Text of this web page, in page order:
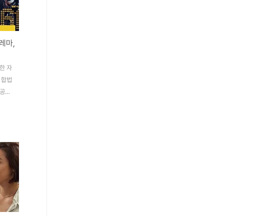
마,
자
법
은
작
로
질
과